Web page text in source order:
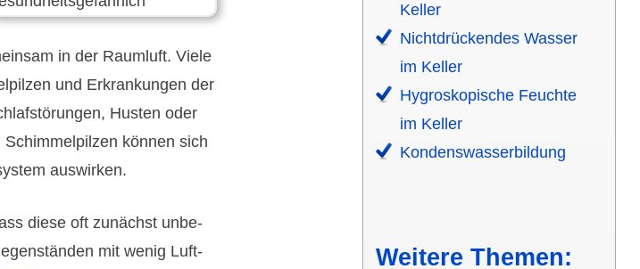
in der Raum­luft. Viele
und Erkrank­ungen der
Husten oder
können sich
aus­wirken.
diese oft zunächst unbe­
mit wenig Luft­
Keller
Nicht­drückendes Wasser
im Keller
Hygros­kopische Feuchte
im Keller
Kondens­wasser­bildung
Weitere Themen: